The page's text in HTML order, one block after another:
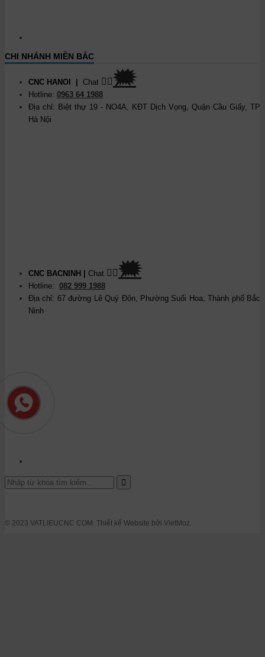
CHI NHÁNH MIỀN BẮC
CNC HANOI | Chat 👉🏽🗯
Hotline: 0963 64 1988
Địa chỉ: Biệt thự 19 - NO4A, KĐT Dịch Vọng, Quận Cầu Giấy, TP
Hà Nội
CNC BACNINH | Chat 👉🏽🗯
Hotline: 082 999 1988
Địa chỉ: 67 đường Lê Quý Đôn, Phường Suối Hoa, Thành phố Bắc
Ninh
© 2023 VATLIEUCNC COM. Thiết kế Website bởi VietMoz.